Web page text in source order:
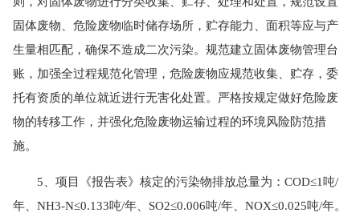
固体废物、危险废物临时储存场所，贮存能力、面积等应与产
生量相匹配，确保不造成二次污染。规范建立固体废物管理台
账，加强全过程规范化管理，危险废物应规范收集、贮存，委
托有资质的单位就近进行无害化处置。严格按规定做好危险废
物的转移工作，并强化危险废物运输过程的环境风险防范措
施。
5、项目《报告表》核定的污染物排放总量为：COD≤1吨/
年、NH3-N≤0.133吨/年、SO2≤0.006吨/年、NOX≤0.025吨/年。